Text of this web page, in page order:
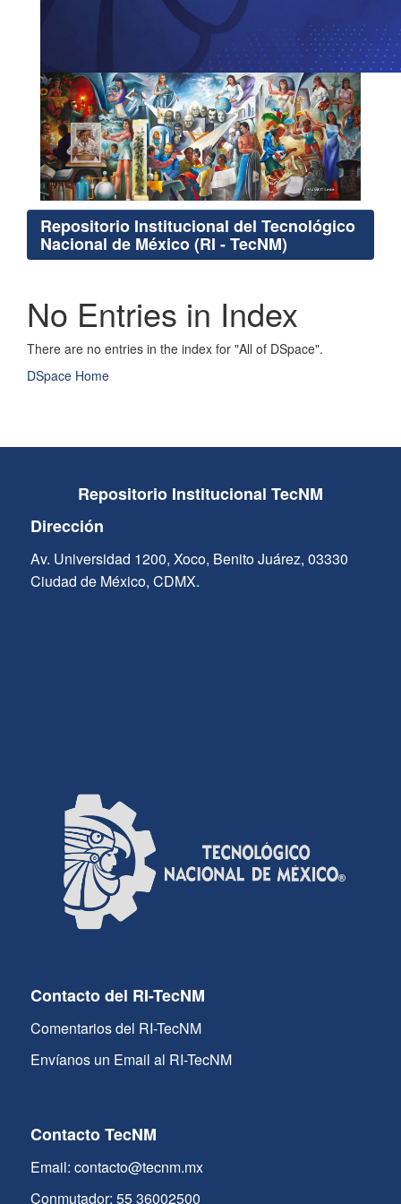
Repositorio Institucional del Tecnológico
Nacional de México (RI - TecNM)
No Entries in Index
There are no entries in the index for "All of DSpace".
DSpace Home
Repositorio Institucional TecNM
Dirección
Av. Universidad 1200, Xoco, Benito Juárez, 03330
Ciudad de México, CDMX.
Contacto del RI-TecNM
Comentarios del RI-TecNM
Envíanos un Email al RI-TecNM
Contacto TecNM
Email: contacto@tecnm.mx
Conmutador: 55 36002500